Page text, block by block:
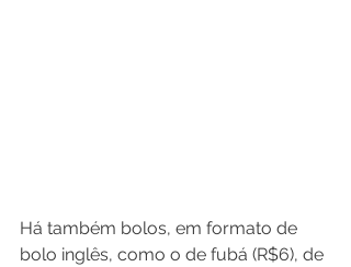
Há também bolos, em formato de
bolo inglês, como o de fubá (R$6), de